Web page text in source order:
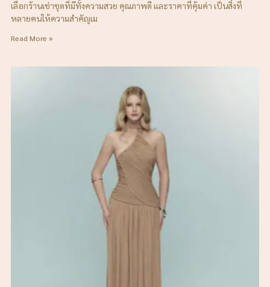
เลือกร้านเช่าชุดที่มีทั้งความสวย คุณภาพดี และราคาที่คุ้มค่า เป็นสิ่งที่
หลายคนให้ความสำคัญเม
Read More »